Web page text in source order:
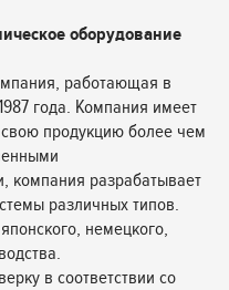
оборудование
работающая в
года. Компания имеет
свою продукцию более чем
компания разрабатывает
различных типов.
немецкого,
в соответствии со